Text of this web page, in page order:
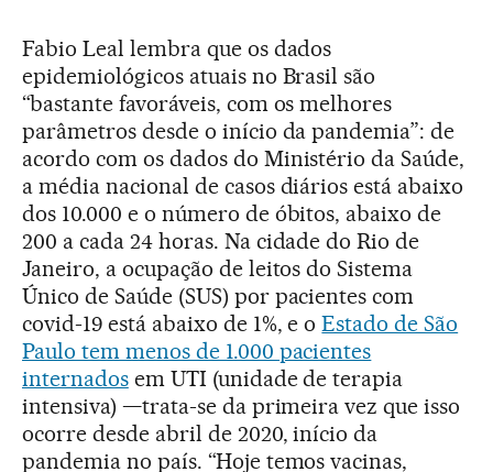
Fabio Leal lembra que os dados
epidemiológicos atuais no Brasil são
“bastante favoráveis, com os melhores
parâmetros desde o início da pandemia”: de
acordo com os dados do Ministério da Saúde,
a média nacional de casos diários está abaixo
dos 10.000 e o número de óbitos, abaixo de
200 a cada 24 horas. Na cidade do Rio de
Janeiro, a ocupação de leitos do Sistema
Único de Saúde (SUS) por pacientes com
covid-19 está abaixo de 1%, e oEstado de São
Paulo tem menos de 1.000 pacientes
internadosem UTI (unidade de terapia
intensiva) —trata-se da primeira vez que isso
ocorre desde abril de 2020, início da
pandemia no país. “Hoje temos vacinas,